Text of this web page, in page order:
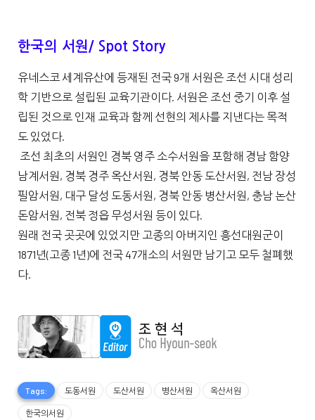
한국의 서원/ Spot Story
유네스코 세계유산에 등재된 전국 9개 서원은 조선 시대 성리
학 기반으로 설립된 교육기관이다. 서원은 조선 중기 이후 설
립된 것으로 인재 교육과 함께 선현의 제사를 지낸다는 목적
도 있었다.
조선 최초의 서원인 경북 영주 소수서원을 포함해 경남 함양
남계서원, 경북 경주 옥산서원, 경북 안동 도산서원, 전남 장성
필암서원, 대구 달성 도동서원, 경북 안동 병산서원, 충남 논산
돈암서원, 전북 정읍 무성서원 등이 있다.
원래 전국 곳곳에 있었지만 고종의 아버지인 흥선대원군이
1871년(고종 1년)에 전국 47개소의 서원만 남기고 모두 철폐했
다.
Tags: 도동서원 도산서원 병산서원 옥산서원
한국의서원